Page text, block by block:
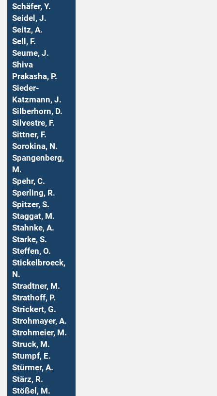
Schäfer, Y.
Seidel, J.
Seitz, A.
Sell, F.
Seume, J.
Shiva
Prakasha, P.
Sieder-
Katzmann, J.
Silberhorn, D.
Silvestre, F.
Sittner, F.
Sorokina, N.
Spangenberg,
M.
Spehr, C.
Sperling, R.
Spitzer, S.
Staggat, M.
Stahnke, A.
Starke, S.
Steffen, O.
Stickelbroeck,
N.
Stradtner, M.
Strathoff, P.
Strickert, G.
Strohmayer, A.
Strohmeier, M.
Struck, M.
Stumpf, E.
Stürmer, A.
Stärz, R.
Stößel, M.